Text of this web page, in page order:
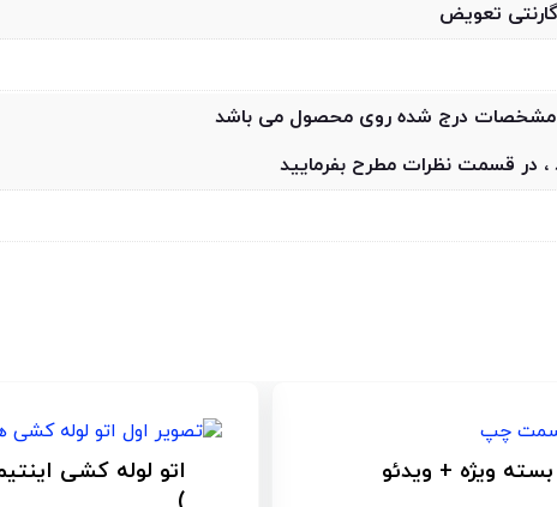
مشخصات درج شده روی محصول می باشد
، در قسمت نظرات مطرح بفرمایید
اتو لوله کشی اینتیمکس همراه لوازم مدل 0720 ( کیف فلزی